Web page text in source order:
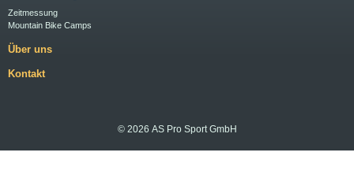
Zeitmessung
Mountain Bike Camps
Über uns
Kontakt
© 2026 AS Pro Sport GmbH